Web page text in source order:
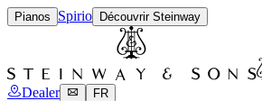
Pianos Spirio Découvrir Steinway
Dealer FR